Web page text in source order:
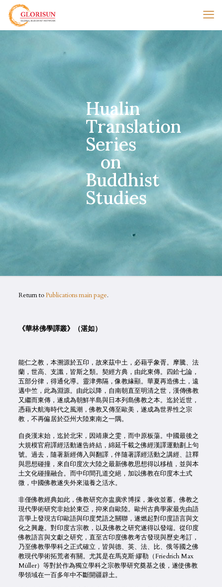
Hualin
Translation
Series
on
Buddhist
Studies
Return toPublications main page.
《華林佛學譯叢》（湛如）
能仁之教，本溯源於五印，故來茲中土，必藉乎象胥。摩騰、法
蘭，世高、支讖，皆斯之類。契經方典，由此東傳。四鉿七論，
五部分律，得通化導。靈津弗隔，像教緣顯。華夏再造佛土，遠
邁中竺，此為淵源。由此以降，自南朝直至明清之世，漢傳佛教
又繼而東傳，遂成為朝鮮半島與日本列島佛教之本。迄於近世，
憑藉大航海時代之風潮，佛教又傳至歐美，遂成為世界性之宗
教，不再偏居於亞州大陸東南之一隅。
自炎漢末始，迄於北宋，因靖康之雯，而中原板蕩。中國最後之
大規模官府譯經活動遂告終結，綿延千載之佛經漢譯運動劃上句
號。過去，隨著新經傳入與翻譯，伴隨著譯經活動之講經、註釋
與思想碰撞，來自印度次大陸之最新佛教思想得以移植，並與本
土文化碰撞融合。而中印間孔道交絕，加以佛教在印度本土式
微，中國佛教遂失外來滋養之活水。
非僅佛教經典如此，佛教研究亦盅廣求博採，兼收並蓄。佛教之
現代學術研究非始於東亞，抑來自歐陸。歐州古典學家最先由語
言學上發現古印歐語與印度梵語之關聯，遂燃起對印度語言與文
化之興趣。對印度古宗教，以及佛教之研究遂得以發端。從印度
佛教語言與文獻之研究，直至古印度佛教考古發現與歷史考訂，
乃至佛教學學科之正式確立，皆與德、英、法、比、俄等國之佛
教現代學術拓荒者有關。尤其是在馬克斯·繆勒（Friedrich Max
Müller）等對於作為獨立學科之宗教學研究奠基之後，遂使佛教
學領域在一百多年中不斷開疆辟土。